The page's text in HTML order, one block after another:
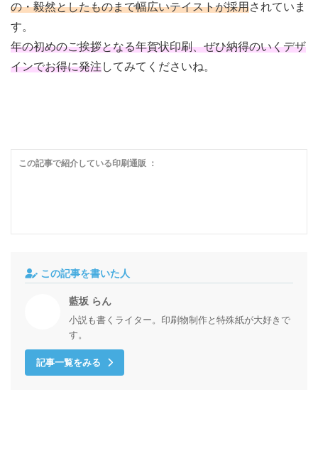
の・毅然としたものまで幅広いテイストが採用されていま
す。
年の初めのご挨拶となる年賀状印刷、ぜひ納得のいくデザ
インでお得に発注してみてくださいね。
この記事で紹介している印刷通販 ：
この記事を書いた人
藍坂 らん
小説も書くライター。印刷物制作と特殊紙が大好きで
す。
記事一覧をみる